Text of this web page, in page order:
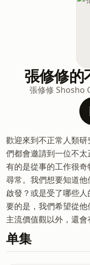
張修修的
張修修 Shosho
歡迎來到不正常人類
們都會邀請到一位不太
有的是從事的工作很
尋常。我們想要知道
啟發？或是受了哪些
要的是，我們希望從
主流價值觀以外，還會
单集